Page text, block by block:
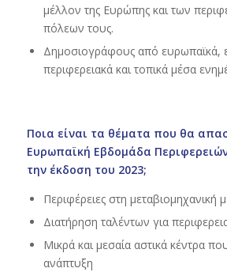
μέλλον της Ευρώπης και των
πόλεων τους.
Δημοσιογράφους από ευρωπαϊκά,
περιφερειακά και τοπικά μέσα
Ποια είναι τα θέματα που θα
Ευρωπαϊκή Εβδομάδα
την έκδοση του 2023;
Περιφέρειες στη μεταβιομηχανική
Διατήρηση ταλέντων για
Μικρά και μεσαία αστικά κέντρα
ανάπτυξη